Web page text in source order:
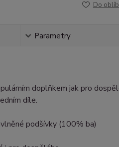
Do
Parametry
doplňkem jak pro
díle.
podšívky (100% ba)